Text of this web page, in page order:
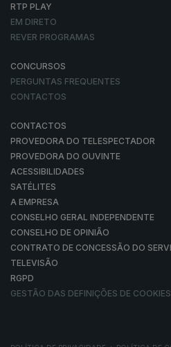
RTP PLAY
EM DIRETO
REVER PROGRAMAS
CONCURSOS
PERGUNTAS FREQUENTES
CONTACTOS
CONTACTOS
PROVEDORA DO TELESPECTADOR
PROVEDORA DO OUVINTE
ACESSIBILIDADES
SATÉLITES
A EMPRESA
CONSELHO GERAL INDEPENDENTE
CONSELHO DE OPINIÃO
CONTRATO DE CONCESSÃO DO
TELEVISÃO
RGPD
GESTÃO DAS DEFINIÇÕES DE COOKIES